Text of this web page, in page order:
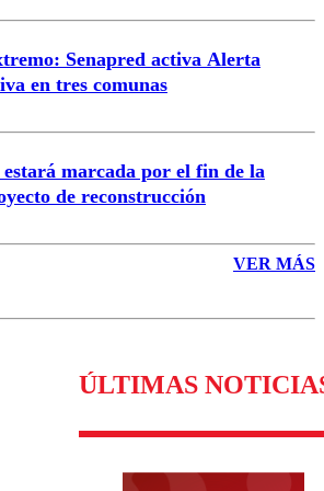
Senapred activa Alerta
en tres comunas
estará marcada por el fin de la
de reconstrucción
VER MÁS
ÚLTIMAS